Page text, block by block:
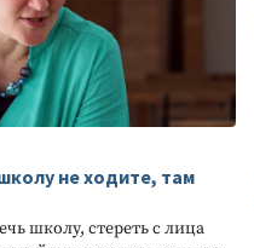
не ходите, там
школу, стереть с лица